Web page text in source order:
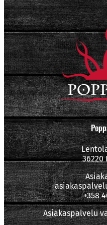
36220
+358
Asiakaspalvelu